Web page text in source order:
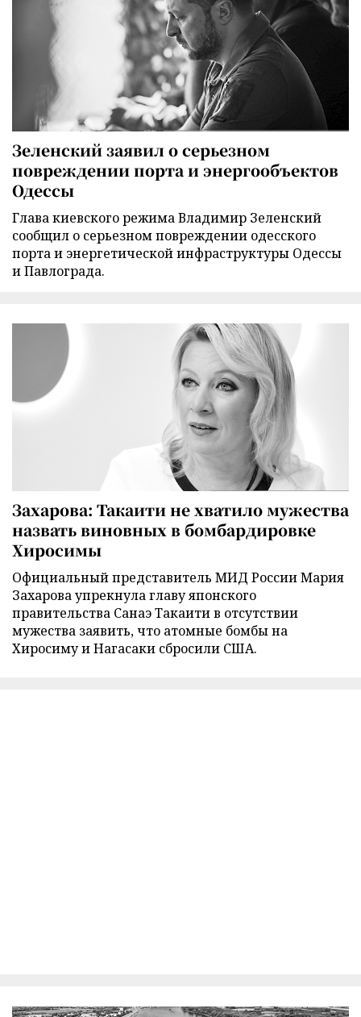
Зеленский заявил о серьезном
повреждении порта и энергообъектов
Одессы
Глава киевского режима Владимир Зеленский
сообщил о серьезном повреждении одесского
порта и энергетической инфраструктуры Одессы
и Павлограда.
Захарова: Такаити не хватило мужества
назвать виновных в бомбардировке
Хиросимы
Официальный представитель МИД России Мария
Захарова упрекнула главу японского
правительства Санаэ Такаити в отсутствии
мужества заявить, что атомные бомбы на
Хиросиму и Нагасаки сбросили США.